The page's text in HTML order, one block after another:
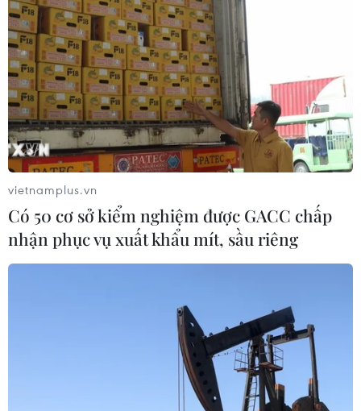
vietnamplus.vn
Có 50 cơ sở kiểm nghiệm được GACC chấp
nhận phục vụ xuất khẩu mít, sầu riêng